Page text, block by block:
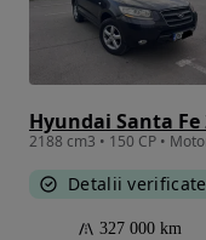
Detalii verificate
327 000 km